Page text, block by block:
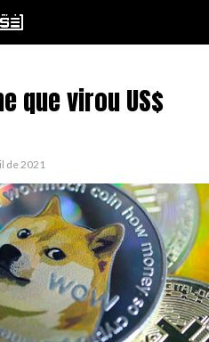
que virou US$
de 2021